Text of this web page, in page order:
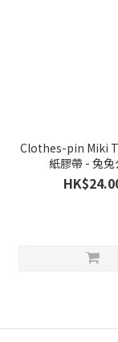
Clothes-pin Miki
紙膠帶 - 兔兔